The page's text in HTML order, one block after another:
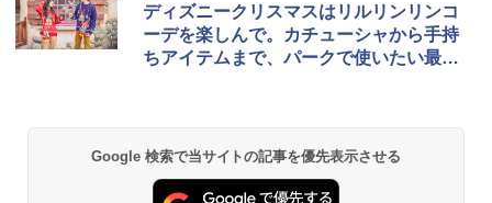
ディズニークリスマスはリルリンリンコ
ーデを楽しんで。カチューシャから手持
ちアイテムまで、パークで使いたい最新
Google 検索で当サイトの記事を優先表示させる